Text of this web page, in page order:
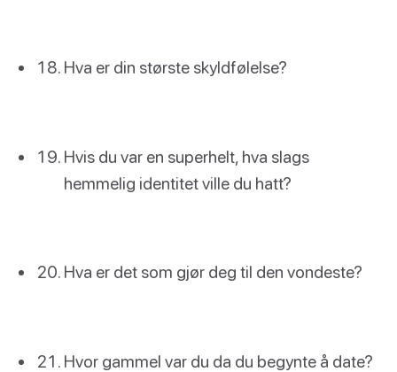
Hva er din største skyldfølelse?
Hvis du var en superhelt, hva slags
hemmelig identitet ville du hatt?
Hva er det som gjør deg til den vondeste?
Hvor gammel var du da du begynte å date?